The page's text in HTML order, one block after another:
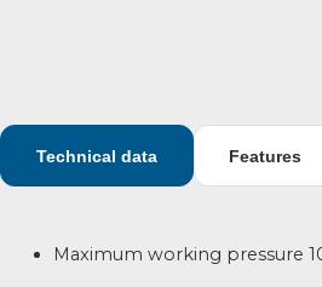
Technical data Features
Maximum working pressure